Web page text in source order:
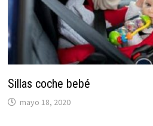
Sillas coche bebé
mayo 18, 2020